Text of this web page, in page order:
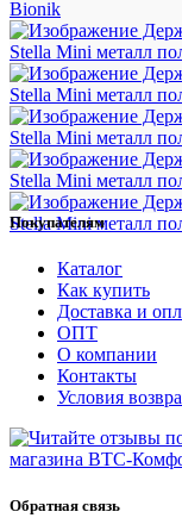
Bionik
Покупателям
Каталог
Как купить
Доставка и
ОПТ
О компании
Контакты
Условия
Обратная связь